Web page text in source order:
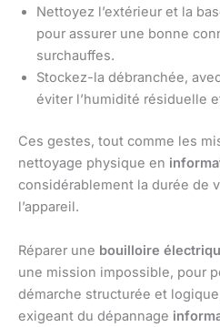
Nettoyez l’extérieur et la
pour assurer une bonne
surchauffes.
Stockez-la débranchée,
éviter l’humidité résiduelle
Ces gestes, tout comme les
nettoyage physique en
considérablement la durée de
l’appareil.
Réparer une bouilloire
une mission impossible, pour
démarche structurée et
exigeant du dépannage